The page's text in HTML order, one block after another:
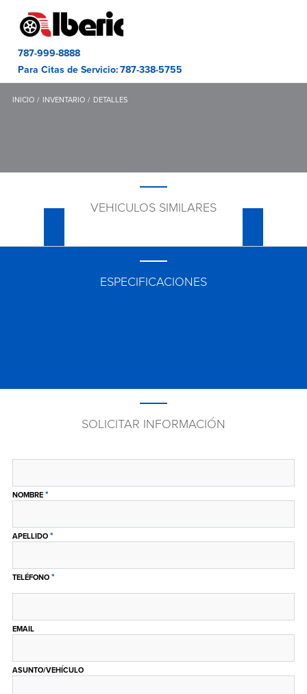
787-999-8888
Para Citas de Servicio:787-338-5755
INICIO INVENTARIO DETALLES
VEHICULOS SIMILARES
ESPECIFICACIONES
SOLICITAR INFORMACIÓN
NOMBRE *
APELLIDO *
TELÉFONO *
EMAIL
ASUNTO/VEHÍCULO